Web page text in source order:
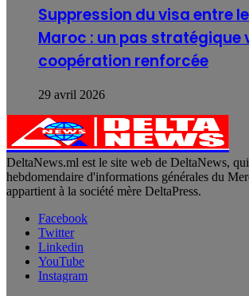
Suppression du visa entre
Maroc : un pas stratégique
coopération renforcée
29 avril 2026
DeltaNews.ml est le site web de DeltaNews,
hebdomendaire d'informations générales du
appartient à la société mère DeltaPress.
Facebook
Twitter
Linkedin
YouTube
Instagram